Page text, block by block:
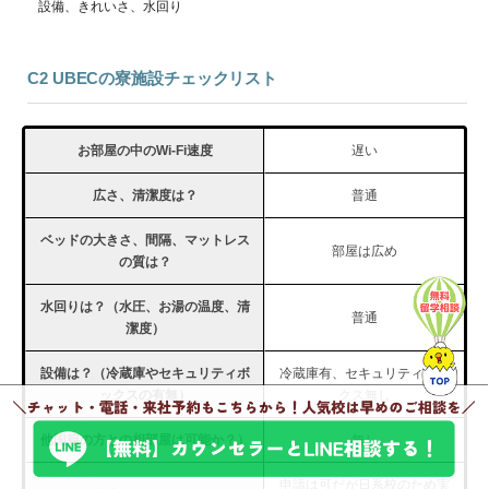
設備、きれいさ、水回り
C2 UBECの寮施設チェックリスト
お部屋の中のWi-Fi速度 遅い
広さ、清潔度は？ 普通
ベッドの大きさ、間隔、マットレス
の質は？
部屋は広め
水回りは？（水圧、お湯の温度、清
潔度）
普通
設備は？（冷蔵庫やセキュリティボ
冷蔵庫有、セキュリティボッ
他国籍の方との相部屋は可能か？） 無し